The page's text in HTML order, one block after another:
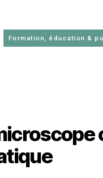
Formation, éducation &